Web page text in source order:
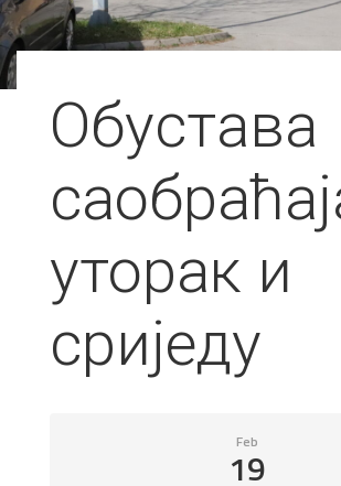
Обустава
уторак и
сриједу
Feb
19